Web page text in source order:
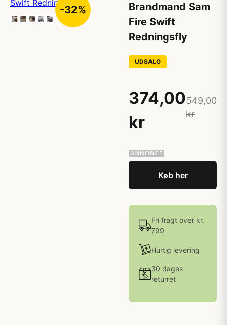
-32%
Brandmand Sam
Fire Swift
Redningsfly
UDSALG
374,00
kr
549,00
kr
Køb her
Fri fragt over kr.
799
Hurtig levering
30 dages
returret